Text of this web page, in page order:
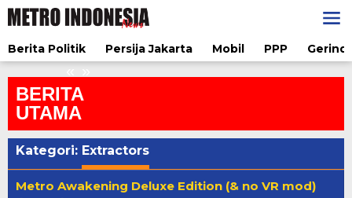
Lewati
ke
Berita Politik
Persija Jakarta Mobil PPP
BERITA
UTAMA
« »
Sukses,
6 Miliar.
Kyouran Reijou Nia Liston: Byoujaku
Bujin no Karei Naru Musouroku 2026
1080p YIFY Torr𝐞nt
Kategori: Extractors
Metro Awakening Deluxe Edition (& no VR mod)